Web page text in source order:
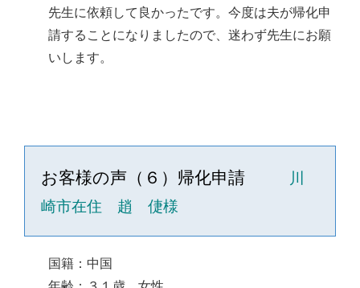
先生に依頼して良かったです。今度は夫が帰化申
請することになりましたので、迷わず先生にお願
いします。
お客様の声（６）帰化申請
川
崎市在住 趙 倢様
国籍：中国